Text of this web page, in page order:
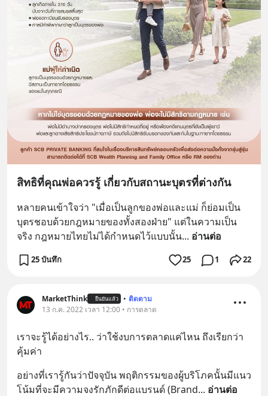
สิทธิที่คุณพ่อควรรู้ เกี่ยวกับสถานะบุตรที่ต่างกัน
หลายคนเข้าใจว่า "เมื่อเป็นลูกของพ่อและแม่ ก็ย่อมเป็น
บุตรชอบด้วยกฎหมายของทั้งสองฝ่าย" แต่ในความเป็น
จริง กฎหมายไทยไม่ได้กำหนดไว้แบบนั้น... อ่านต่อ
25 บันทึก 25 1 22
MarketThink ยืนยันแล้ว • ติดตาม
13 ก.ค. 2022 เวลา 12:00 • การตลาด
เราจะรู้ได้อย่างไร.. ว่าใช้งบการตลาดแค่ไหน ถึงเรียกว่า
คุ้มค่า
อย่างที่เรารู้กันว่าปัจจุบัน พฤติกรรมของผู้บริโภคนั้นมีแนว
โน้มที่จะมีความจงรักภักดีต่อแบรนด์ (Brand... อ่านต่อ